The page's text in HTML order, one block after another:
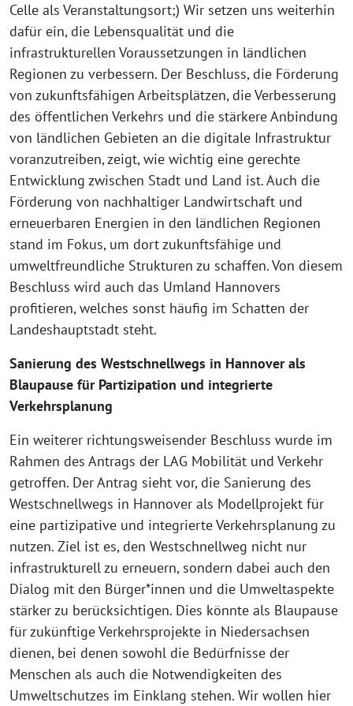
Celle als Veranstaltungsort;) Wir setzen uns weiterhin
dafür ein, die Lebensqualität und die
infrastrukturellen Voraussetzungen in ländlichen
Regionen zu verbessern. Der Beschluss, die Förderung
von zukunftsfähigen Arbeitsplätzen, die Verbesserung
des öffentlichen Verkehrs und die stärkere Anbindung
von ländlichen Gebieten an die digitale Infrastruktur
voranzutreiben, zeigt, wie wichtig eine gerechte
Entwicklung zwischen Stadt und Land ist. Auch die
Förderung von nachhaltiger Landwirtschaft und
erneuerbaren Energien in den ländlichen Regionen
stand im Fokus, um dort zukunftsfähige und
umweltfreundliche Strukturen zu schaffen. Von diesem
Beschluss wird auch das Umland Hannovers
profitieren, welches sonst häufig im Schatten der
Landeshauptstadt steht.
Sanierung des Westschnellwegs in Hannover als
Blaupause für Partizipation und integrierte
Verkehrsplanung
Ein weiterer richtungsweisender Beschluss wurde im
Rahmen des Antrags der LAG Mobilität und Verkehr
getroffen. Der Antrag sieht vor, die Sanierung des
Westschnellwegs in Hannover als Modellprojekt für
eine partizipative und integrierte Verkehrsplanung zu
nutzen. Ziel ist es, den Westschnellweg nicht nur
infrastrukturell zu erneuern, sondern dabei auch den
Dialog mit den Bürger*innen und die Umweltaspekte
stärker zu berücksichtigen. Dies könnte als Blaupause
für zukünftige Verkehrsprojekte in Niedersachsen
dienen, bei denen sowohl die Bedürfnisse der
Menschen als auch die Notwendigkeiten des
Umweltschutzes im Einklang stehen. Wir wollen hier